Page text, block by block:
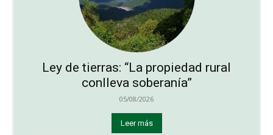
Ley de tierras: “La propiedad rural
conlleva soberanía”
05/08/2026
Leer más